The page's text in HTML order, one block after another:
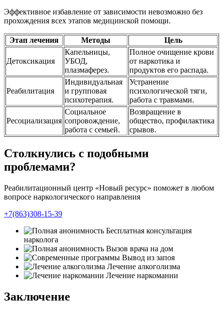
Эффективное избавление от зависимости невозможно без
прохождения всех этапов медицинской помощи.
Этап лечения Методы Цель
Детоксикация
Капельницы,
УБОД,
плазмаферез.
Полное очищение крови
от наркотика и
продуктов его распада.
Реабилитация
Индивидуальная
и групповая
психотерапия.
Устранение
психологической тяги,
работа с травмами.
Ресоциализация
Социальное
сопровождение,
работа с семьей.
Возвращение в
общество, профилактика
срывов.
Столкнулись с подобными
проблемами?
Реабилитационный центр «Новый ресурс» поможет в любом
вопросе наркологического направления
+7(863)308-15-39
Бесплатная консультация
нарколога
Вызов врача на дом
Вывод из запоя
Лечение алкоголизма
Лечение наркомании
Заключение